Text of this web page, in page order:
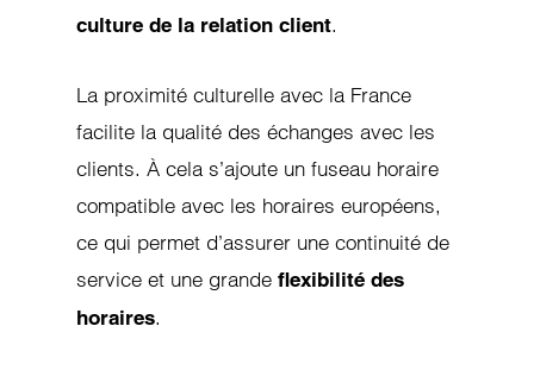
culture de la relation client.
La proximité culturelle avec la France
facilite la qualité des échanges avec les
clients. À cela s’ajoute un fuseau horaire
compatible avec les horaires européens,
ce qui permet d’assurer une continuité de
service et une grandeflexibilité des
horaires.